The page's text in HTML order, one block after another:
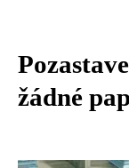
žádné